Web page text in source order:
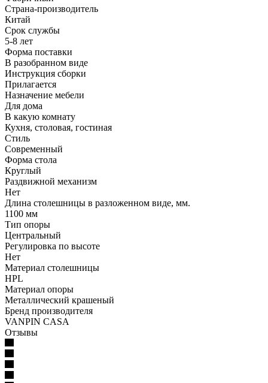
Страна-производитель
Китай
Срок службы
5-8 лет
Форма поставки
В разобранном виде
Инструкция сборки
Прилагается
Назначение мебели
Для дома
В какую комнату
Кухня, столовая, гостиная
Стиль
Современный
Форма стола
Круглый
Раздвижной механизм
Нет
Длина столешницы в разложенном виде, мм.
1100 мм
Тип опоры
Центральный
Регулировка по высоте
Нет
Материал столешницы
HPL
Материал опоры
Металлический крашеный
Бренд производителя
VANPIN CASA
Отзывы